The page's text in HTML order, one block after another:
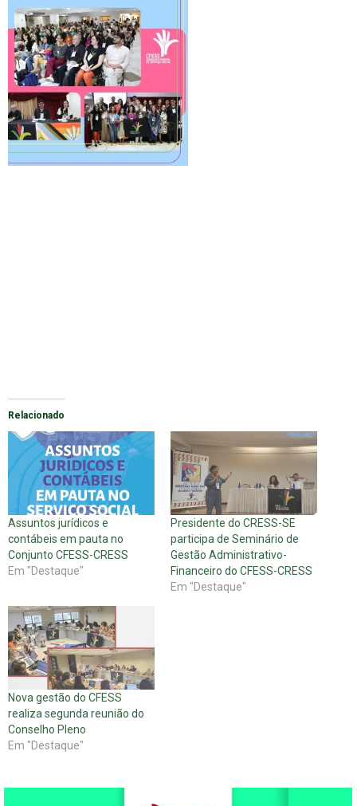
Relacionado
Assuntos jurídicos e
contábeis em pauta no
Conjunto CFESS-CRESS
Em "Destaque"
Presidente do CRESS-SE
participa de Seminário de
Gestão Administrativo-
Financeiro do CFESS-CRESS
Em "Destaque"
Nova gestão do CFESS
realiza segunda reunião do
Conselho Pleno
Em "Destaque"